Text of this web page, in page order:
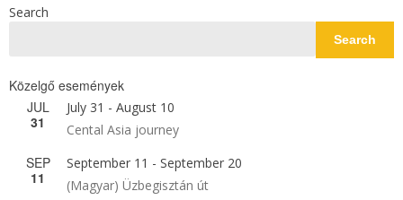
Search
Search
Közelgő események
JUL
31
July 31 - August 10
Cental Asia journey
SEP
11
September 11 - September 20
(Magyar) Üzbegisztán út